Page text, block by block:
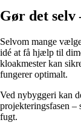
Gør det
Selvom mange
idé at få hjælp til
kloakmester kan
fungerer optimalt.
Ved nybyggeri kan
projekteringsfasen –
fugt.